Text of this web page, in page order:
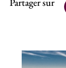
Partager sur